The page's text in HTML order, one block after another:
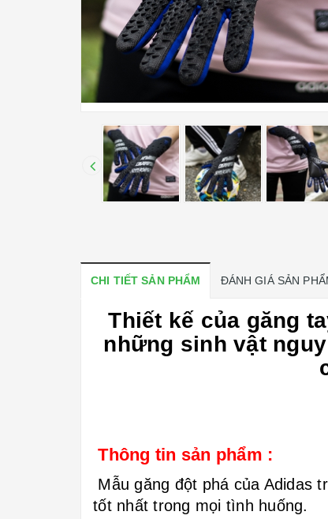
CHI TIẾT SẢN PHẨM ĐÁNH GIÁ SẢN
Thiết kế của găng
những sinh vật
Thông tin sản phẩm :
Mẫu găng đột phá của Adidas
tốt nhất trong mọi tình huống.